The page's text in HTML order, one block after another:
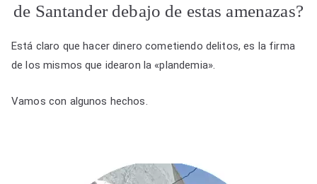
de Santander debajo de estas amenazas?
Está claro que hacer dinero cometiendo delitos, es la firma
de los mismos que idearon la «plandemia».
Vamos con algunos hechos.